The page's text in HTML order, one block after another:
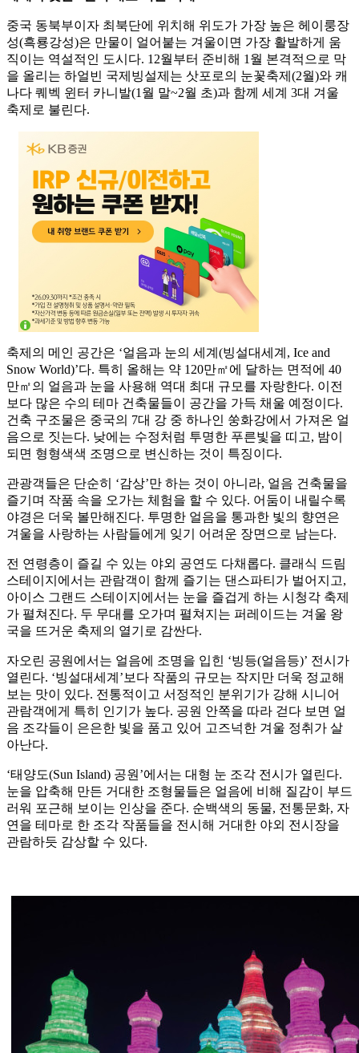
중국 동북부이자 최북단에 위치해 위도가 가장 높은 헤이룽장
성(흑룡강성)은 만물이 얼어붙는 겨울이면 가장 활발하게 움
직이는 역설적인 도시다. 12월부터 준비해 1월 본격적으로 막
을 올리는 하얼빈 국제빙설제는 삿포로의 눈꽃축제(2월)와 캐
나다 퀘벡 윈터 카니발(1월 말~2월 초)과 함께 세계 3대 겨울
축제로 불린다.
축제의 메인 공간은 ‘얼음과 눈의 세계(빙설대세계, Ice and
Snow World)’다. 특히 올해는 약 120만㎡에 달하는 면적에 40
만㎡의 얼음과 눈을 사용해 역대 최대 규모를 자랑한다. 이전
보다 많은 수의 테마 건축물들이 공간을 가득 채울 예정이다.
건축 구조물은 중국의 7대 강 중 하나인 쑹화강에서 가져온 얼
음으로 짓는다. 낮에는 수정처럼 투명한 푸른빛을 띠고, 밤이
되면 형형색색 조명으로 변신하는 것이 특징이다.
관광객들은 단순히 ‘감상’만 하는 것이 아니라, 얼음 건축물을
즐기며 작품 속을 오가는 체험을 할 수 있다. 어둠이 내릴수록
야경은 더욱 볼만해진다. 투명한 얼음을 통과한 빛의 향연은
겨울을 사랑하는 사람들에게 잊기 어려운 장면으로 남는다.
전 연령층이 즐길 수 있는 야외 공연도 다채롭다. 클래식 드림
스테이지에서는 관람객이 함께 즐기는 댄스파티가 벌어지고,
아이스 그랜드 스테이지에서는 눈을 즐겁게 하는 시청각 축제
가 펼쳐진다. 두 무대를 오가며 펼쳐지는 퍼레이드는 겨울 왕
국을 뜨거운 축제의 열기로 감싼다.
자오린 공원에서는 얼음에 조명을 입힌 ‘빙등(얼음등)’ 전시가
열린다. ‘빙설대세계’보다 작품의 규모는 작지만 더욱 정교해
보는 맛이 있다. 전통적이고 서정적인 분위기가 강해 시니어
관람객에게 특히 인기가 높다. 공원 안쪽을 따라 걷다 보면 얼
음 조각들이 은은한 빛을 품고 있어 고즈넉한 겨울 정취가 살
아난다.
‘태양도(Sun Island) 공원’에서는 대형 눈 조각 전시가 열린다.
눈을 압축해 만든 거대한 조형물들은 얼음에 비해 질감이 부드
러워 포근해 보이는 인상을 준다. 순백색의 동물, 전통문화, 자
연을 테마로 한 조각 작품들을 전시해 거대한 야외 전시장을
관람하듯 감상할 수 있다.